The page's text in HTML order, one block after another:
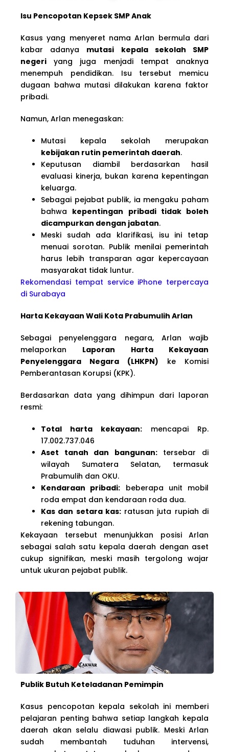
Isu Pencopotan Kepsek SMP Anak
Kasus yang menyeret nama Arlan bermula dari
kabar adanya mutasi kepala sekolah SMP
negeri yang juga menjadi tempat anaknya
menempuh pendidikan. Isu tersebut memicu
dugaan bahwa mutasi dilakukan karena faktor
pribadi.
Namun, Arlan menegaskan:
Mutasi kepala sekolah merupakan
kebijakan rutin pemerintah daerah.
Keputusan diambil berdasarkan hasil
evaluasi kinerja, bukan karena kepentingan
keluarga.
Sebagai pejabat publik, ia mengaku paham
bahwa kepentingan pribadi tidak boleh
dicampurkan dengan jabatan.
Meski sudah ada klarifikasi, isu ini tetap
menuai sorotan. Publik menilai pemerintah
harus lebih transparan agar kepercayaan
masyarakat tidak luntur.
Rekomendasi tempat service iPhone terpercaya
di Surabaya
Harta Kekayaan Wali Kota Prabumulih Arlan
Sebagai penyelenggara negara, Arlan wajib
melaporkan Laporan Harta Kekayaan
Penyelenggara Negara (LHKPN) ke Komisi
Pemberantasan Korupsi (KPK).
Berdasarkan data yang dihimpun dari laporan
resmi:
Total harta kekayaan: mencapai Rp.
17.002.737.046
Aset tanah dan bangunan:tersebar di
wilayah Sumatera Selatan, termasuk
Prabumulih dan OKU.
Kendaraan pribadi: beberapa unit mobil
roda empat dan kendaraan roda dua.
Kas dan setara kas:ratusan juta rupiah di
rekening tabungan.
Kekayaan tersebut menunjukkan posisi Arlan
sebagai salah satu kepala daerah dengan aset
cukup signifikan, meski masih tergolong wajar
untuk ukuran pejabat publik.
Publik Butuh Keteladanan Pemimpin
Kasus pencopotan kepala sekolah ini memberi
pelajaran penting bahwa setiap langkah kepala
daerah akan selalu diawasi publik. Meski Arlan
sudah membantah tuduhan intervensi,